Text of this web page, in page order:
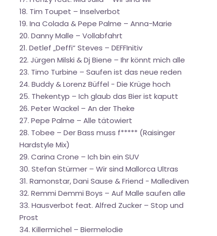
18. Tim Toupet – Inselverbot
19. Ina Colada & Pepe Palme – Anna-Marie
20. Danny Malle – Vollabfahrt
21. Detlef „Deffi“ Steves – DEFFInitiv
22. Jürgen Milski & Dj Biene – Ihr könnt mich alle
23. Timo Turbine – Saufen ist das neue reden
24. Buddy & Lorenz Büffel - Die Krüge hoch
25. Thekentyp – Ich glaub das Bier ist kaputt
26. Peter Wackel – An der Theke
27. Pepe Palme – Alle tätowiert
28. Tobee – Der Bass muss f***** (Raisinger
Hardstyle Mix)
29. Carina Crone – Ich bin ein SUV
30. Stefan Stürmer – Wir sind Mallorca Ultras
31. Ramonstar, Dani Sause & Friend - Mallediven
32. Remmi Demmi Boys – Auf Malle saufen alle
33. Hausverbot feat. Alfred Zucker – Stop und
Prost
34. Killermichel – Biermelodie